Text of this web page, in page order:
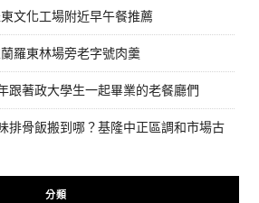
文化工場附近早午餐推薦
羅東林場旁老字號肉羹
跟著政大學生一起畢業的老餐廳們
排骨飯搬到哪？基隆中正區調和市場古
分類